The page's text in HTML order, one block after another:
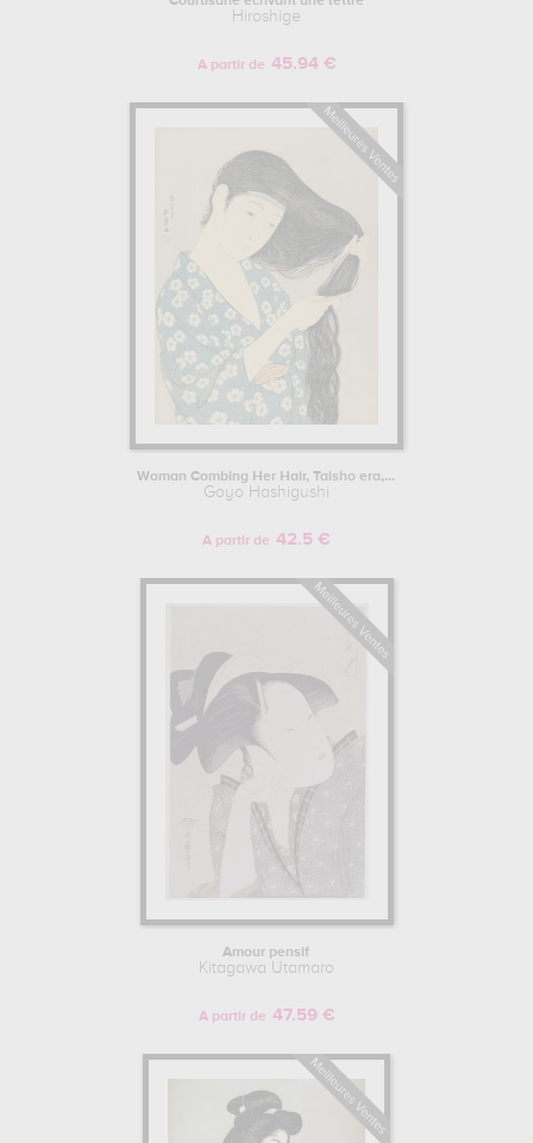
Hiroshige
A partir de 45.94 €
Woman Combing Her Hair, Taisho era,...
Goyo Hashigushi
A partir de 42.5 €
Amour pensif
Kitagawa Utamaro
A partir de 47.59 €